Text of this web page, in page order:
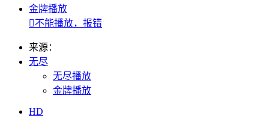
金牌播放
不能播放，报错
来源：
无尽
无尽播放
金牌播放
HD